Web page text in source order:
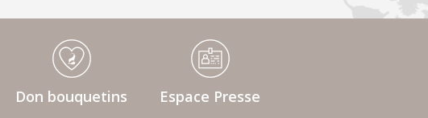
Don bouquetins Espace Presse